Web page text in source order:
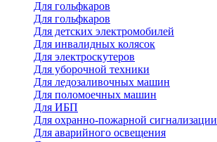
Для гольфкаров
Для гольфкаров
Для детских электромобилей
Для инвалидных колясок
Для электроскутеров
Для уборочной техники
Для ледозаливочных машин
Для поломоечных машин
Для ИБП
Для охранно-пожарной сигнализации
Для аварийного освещения